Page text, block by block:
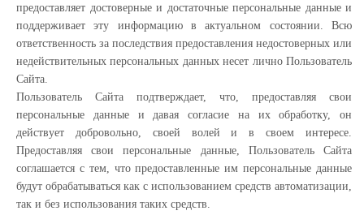
предоставляет достоверные и достаточные персональные данные и
поддерживает эту информацию в актуальном состоянии. Всю
ответственность за последствия предоставления недостоверных или
недействительных персональных данных несет лично Пользователь
Сайта.
Пользователь Сайта подтверждает, что, предоставляя свои
персональные данные и давая согласие на их обработку, он
действует добровольно, своей волей и в своем интересе.
Предоставляя свои персональные данные, Пользователь Сайта
соглашается с тем, что предоставленные им персональные данные
будут обрабатываться как с использованием средств автоматизации,
так и без использования таких средств.